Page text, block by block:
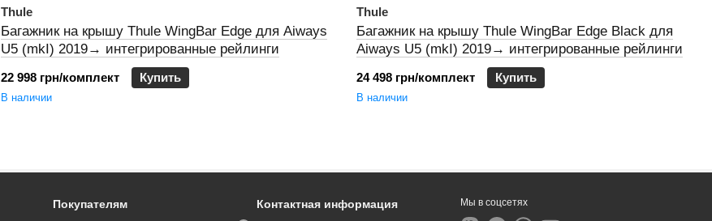
Thule
Багажник на крышу Thule WingBar Edge для Aiways
U5 (mkI) 2019→ интегрированные рейлинги
22 998 грн/комплект Купить
В наличии
Thule
Багажник на крышу Thule WingBar Edge Black для
Aiways U5 (mkI) 2019→ интегрированные рейлинги
24 498 грн/комплект Купить
В наличии
Покупателям Контактная информация Мы в соцсетях